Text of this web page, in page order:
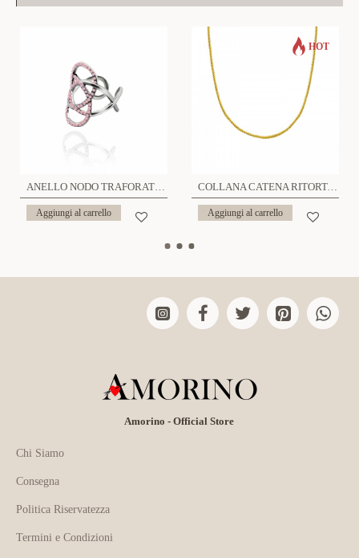
ANELLO NODO TRAFORATO CON STRASS - OY24624A50
Aggiungi al carrello
HOT
COLLANA CATENA RITORTA - JN2540C180/C181
Aggiungi al carrello
Amorino - Official Store
Chi Siamo
Consegna
Politica Riservatezza
Termini e Condizioni